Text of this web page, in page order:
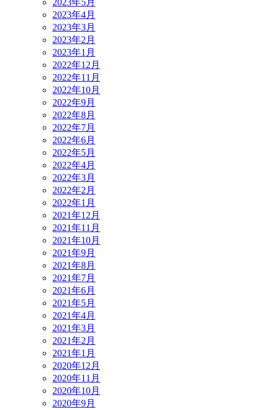
2023年5月
2023年4月
2023年3月
2023年2月
2023年1月
2022年12月
2022年11月
2022年10月
2022年9月
2022年8月
2022年7月
2022年6月
2022年5月
2022年4月
2022年3月
2022年2月
2022年1月
2021年12月
2021年11月
2021年10月
2021年9月
2021年8月
2021年7月
2021年6月
2021年5月
2021年4月
2021年3月
2021年2月
2021年1月
2020年12月
2020年11月
2020年10月
2020年9月